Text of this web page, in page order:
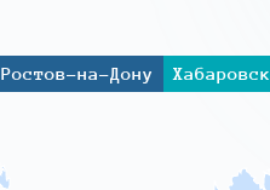
Ростов-на-Дону Хабаровск